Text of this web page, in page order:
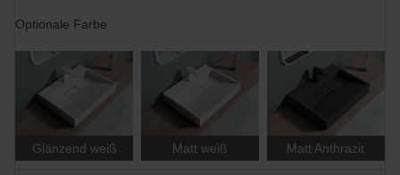
Optionale Farbe
Glänzend weiß Matt weiß Matt Anthrazit